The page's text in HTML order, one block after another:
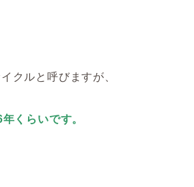
クルと呼びますが、
くらいです。